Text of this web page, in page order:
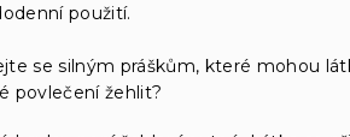
použití.
se silným práškům, které mohou
povlečení žehlit?